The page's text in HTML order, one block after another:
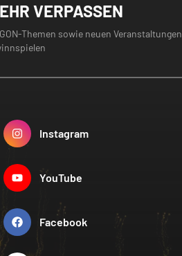
VERPASSEN
Themen sowie neuen Veranstaltungen
Instagram
YouTube
Facebook